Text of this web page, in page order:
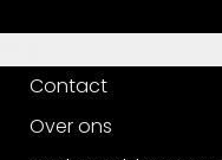
Contact
Over ons